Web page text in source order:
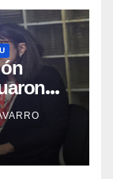
en
e